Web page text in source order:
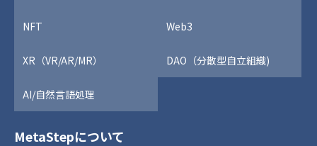
NFT Web3
XR（VR/AR/MR） DAO（分散型自立組織)
AI/自然言語処理
MetaStepについて